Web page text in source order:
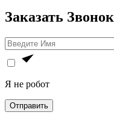
Заказать Звонок
Я не робот
Отправить